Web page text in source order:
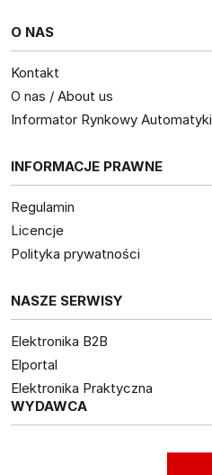
O NAS
Kontakt
O nas / About us
Informator Rynkowy Automatyki
INFORMACJE PRAWNE
Regulamin
Licencje
Polityka prywatności
NASZE SERWISY
Elektronika B2B
Elportal
Elektronika Praktyczna
WYDAWCA